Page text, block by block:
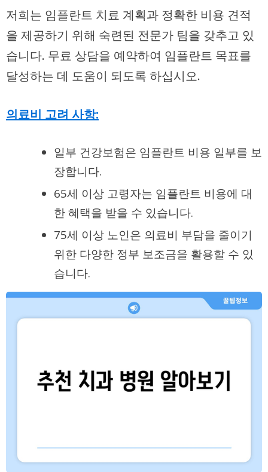
저희는 임플란트 치료 계획과 정확한 비용 견적
을 제공하기 위해 숙련된 전문가 팀을 갖추고 있
습니다. 무료 상담을 예약하여 임플란트 목표를
달성하는 데 도움이 되도록 하십시오.
의료비 고려 사항:
일부 건강보험은 임플란트 비용 일부를 보
장합니다.
65세 이상 고령자는 임플란트 비용에 대
한 혜택을 받을 수 있습니다.
75세 이상 노인은 의료비 부담을 줄이기
위한 다양한 정부 보조금을 활용할 수 있
습니다.